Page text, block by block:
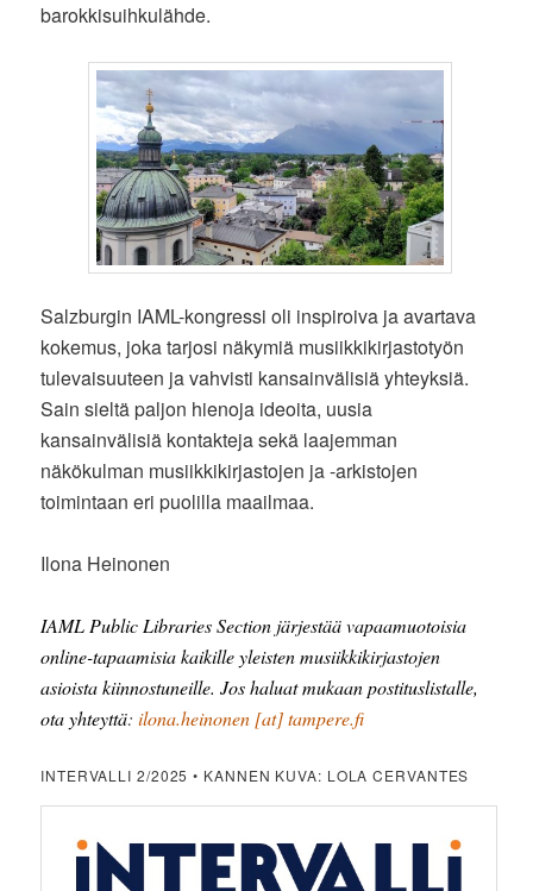
barokkisuihkulähde.
Salzburgin IAML-kongressi oli inspiroiva ja avartava
kokemus, joka tarjosi näkymiä musiikkikirjastotyön
tulevaisuuteen ja vahvisti kansainvälisiä yhteyksiä.
Sain sieltä paljon hienoja ideoita, uusia
kansainvälisiä kontakteja sekä laajemman
näkökulman musiikkikirjastojen ja -arkistojen
toimintaan eri puolilla maailmaa.
Ilona Heinonen
IAML Public Libraries Section järjestää vapaamuotoisia
online-tapaamisia kaikille yleisten musiikkikirjastojen
asioista kiinnostuneille. Jos haluat mukaan postituslistalle,
ota yhteyttä:ilona.heinonen [at] tampere.fi
INTERVALLI 2/2025 • KANNEN KUVA: LOLA CERVANTES